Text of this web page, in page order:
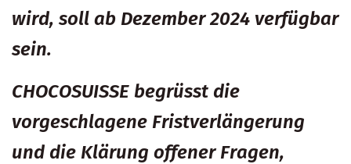
wird, soll ab Dezember 2024 verfügbar
sein.
CHOCOSUISSE begrüsst die
vorgeschlagene Fristverlängerung
und die Klärung offener Fragen,